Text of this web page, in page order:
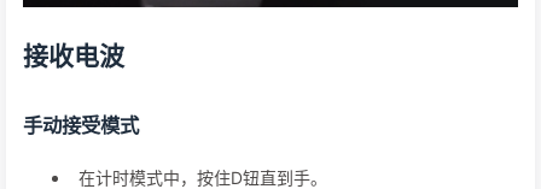
接收电波
手动接受模式
在计时模式中，按住D钮直到手。